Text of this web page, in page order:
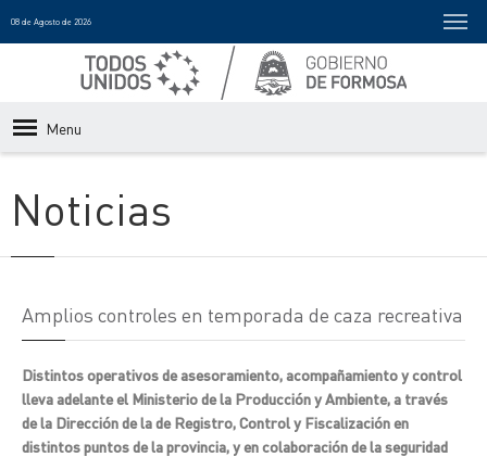
08 de Agosto de 2026
Menu
Noticias
Amplios controles en temporada de caza recreativa
Distintos operativos de asesoramiento, acompañamiento y control
lleva adelante el Ministerio de la Producción y Ambiente, a través
de la Dirección de la de Registro, Control y Fiscalización en
distintos puntos de la provincia, y en colaboración de la seguridad